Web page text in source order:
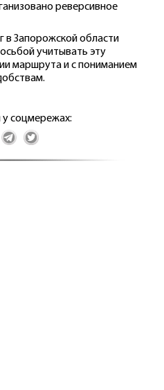
реверсивное
Запорожской области
учитывать эту
маршрута и с пониманием
у соцмережах: